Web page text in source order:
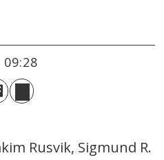
09:28
Rusvik, Sigmund R.